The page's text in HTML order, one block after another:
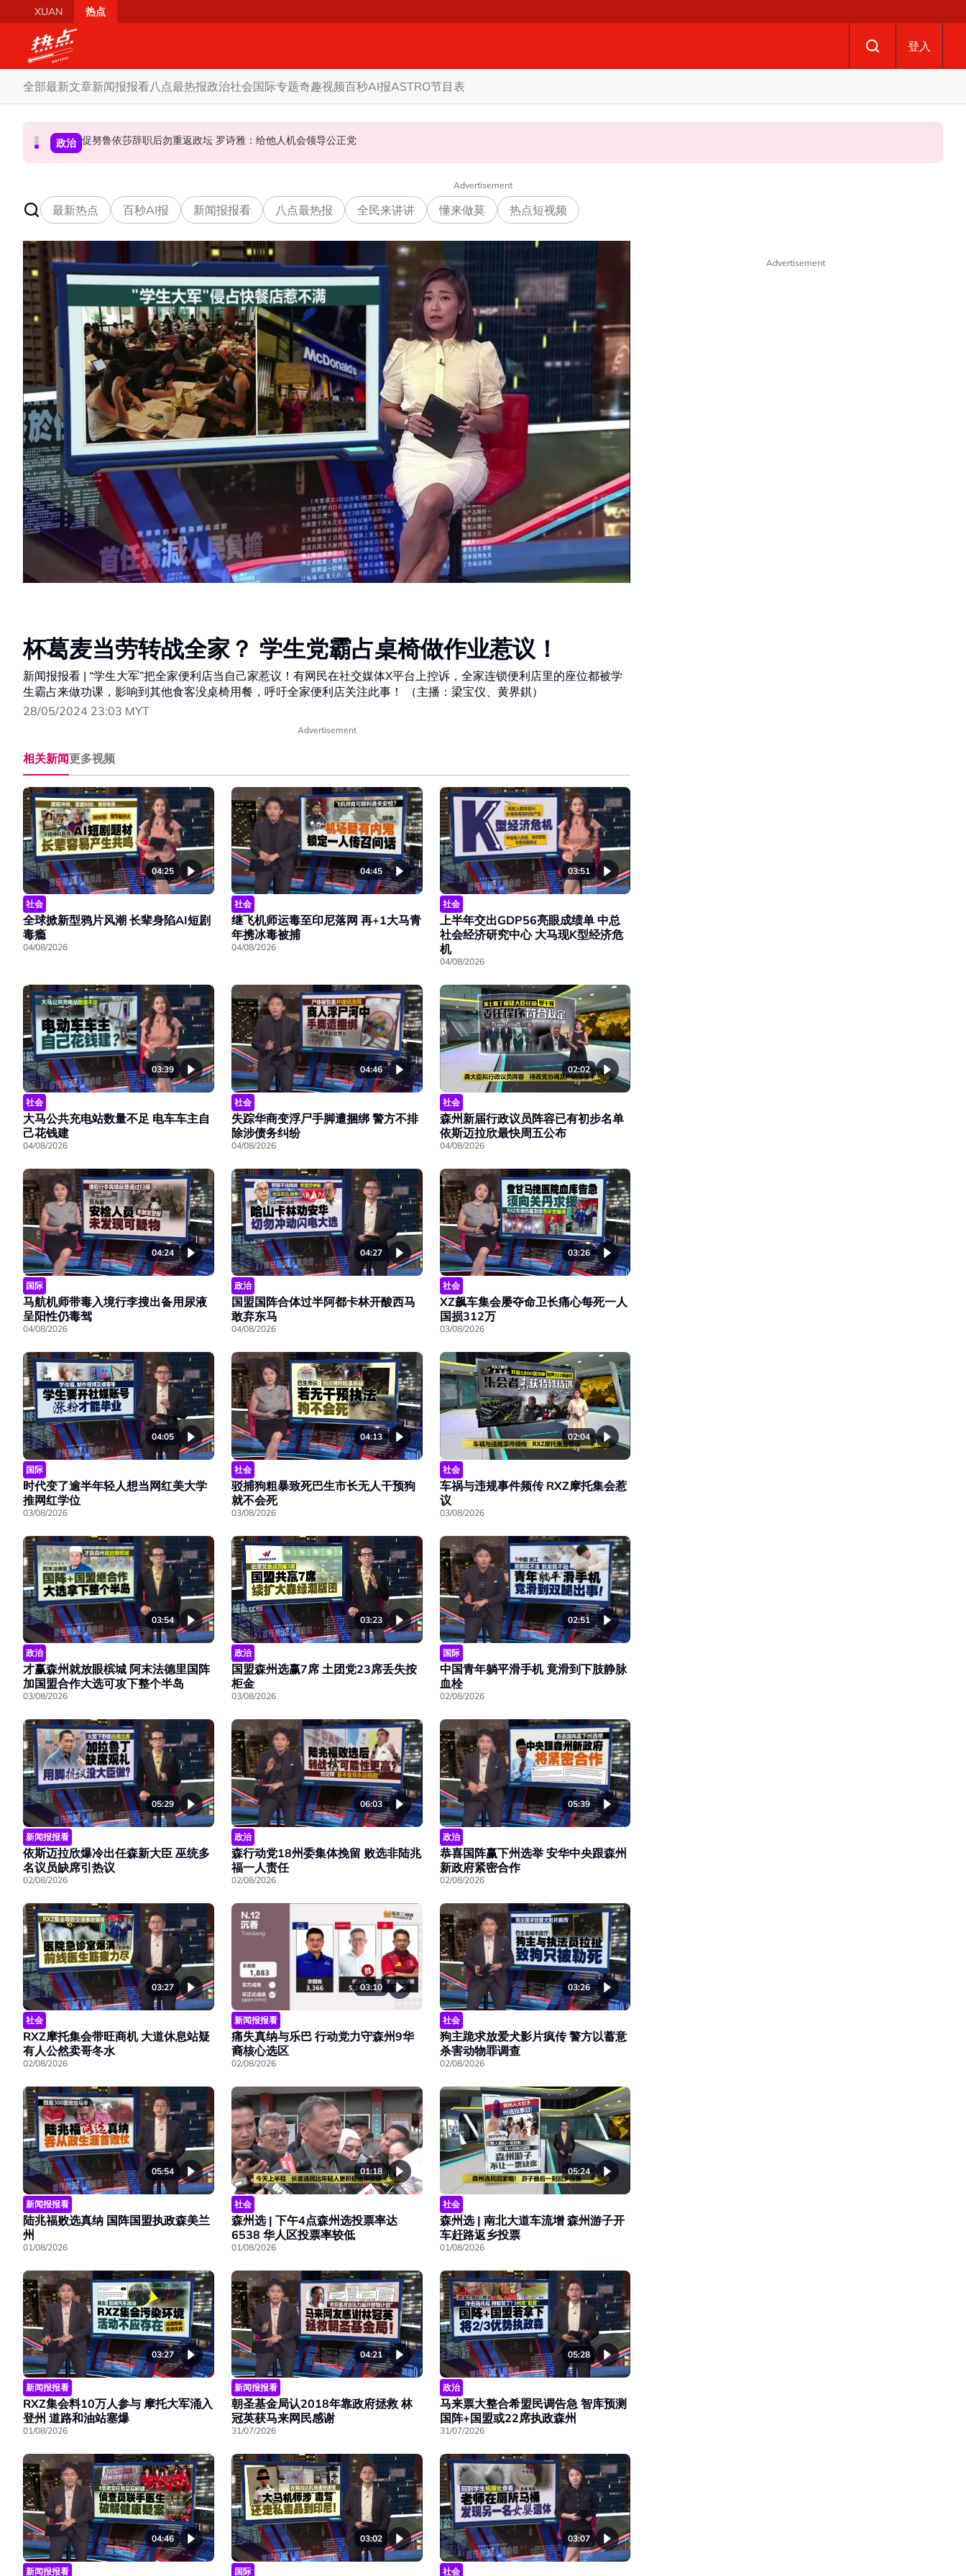
Skip to main content
XUAN 热点
登入
全部最新文章新闻报报看八点最热报政治社会国际专题奇趣视频百秒AI报ASTRO节目表
政治 炮轰哈迪不了解章程 阿兹敏：国盟无“自动退盟”规定
政治 促努鲁依莎辞职后勿重返政坛 罗诗雅：给他人机会领导公正党
国际 泰校园枪击案酿8师生亡 枪手疑遭长期遭霸凌成导火索
Advertisement
最新热点 百秒AI报 新闻报报看 八点最热报 全民来讲讲 懂来做莫 热点短视频
杯葛麦当劳转战全家？ 学生党霸占桌椅做作业惹议！
新闻报报看 | “学生大军”把全家便利店当自己家惹议！有网民在社交媒体X平台上控诉，全家连锁便利店里的座位都被学
生霸占来做功课，影响到其他食客没桌椅用餐，呼吁全家便利店关注此事！ （主播：梁宝仪、黄界錤）
28/05/2024 23:03 MYT
Advertisement
相关新闻更多视频
04:25
社会
全球掀新型鸦片风潮 长辈身陷AI短剧
毒瘾
04/08/2026
04:45
社会
继飞机师运毒至印尼落网 再+1大马青
年携冰毒被捕
04/08/2026
03:51
社会
上半年交出GDP56亮眼成绩单 中总
社会经济研究中心 大马现K型经济危
机
04/08/2026
03:39
社会
大马公共充电站数量不足 电车车主自
己花钱建
04/08/2026
04:46
社会
失踪华商变浮尸手脚遭捆绑 警方不排
除涉债务纠纷
04/08/2026
02:02
社会
森州新届行政议员阵容已有初步名单
依斯迈拉欣最快周五公布
04/08/2026
04:24
国际
马航机师带毒入境行李搜出备用尿液
呈阳性仍毒驾
04/08/2026
04:27
政治
国盟国阵合体过半阿都卡林开酸西马
敢弃东马
04/08/2026
03:26
社会
XZ飙车集会屡夺命卫长痛心每死一人
国损312万
03/08/2026
04:05
国际
时代变了逾半年轻人想当网红美大学
推网红学位
03/08/2026
04:13
社会
驳捕狗粗暴致死巴生市长无人干预狗
就不会死
03/08/2026
02:04
社会
车祸与违规事件频传 RXZ摩托集会惹
议
03/08/2026
03:54
政治
才赢森州就放眼槟城 阿末法德里国阵
加国盟合作大选可攻下整个半岛
03/08/2026
03:23
政治
国盟森州选赢7席 土团党23席丢失按
柜金
03/08/2026
02:51
国际
中国青年躺平滑手机 竟滑到下肢静脉
血栓
02/08/2026
05:29
新闻报报看
依斯迈拉欣爆冷出任森新大臣 巫统多
名议员缺席引热议
02/08/2026
06:03
政治
森行动党18州委集体挽留 败选非陆兆
福一人责任
02/08/2026
05:39
政治
恭喜国阵赢下州选举 安华中央跟森州
新政府紧密合作
02/08/2026
03:27
社会
RXZ摩托集会带旺商机 大道休息站疑
有人公然卖哥冬水
02/08/2026
03:10
新闻报报看
痛失真纳与乐巴 行动党力守森州9华
裔核心选区
02/08/2026
03:26
社会
狗主跪求放爱犬影片疯传 警方以蓄意
杀害动物罪调查
02/08/2026
05:54
新闻报报看
陆兆福败选真纳 国阵国盟执政森美兰
州
01/08/2026
01:18
社会
森州选 | 下午4点森州选投票率达
6538 华人区投票率较低
01/08/2026
05:24
社会
森州选 | 南北大道车流增 森州游子开
车赶路返乡投票
01/08/2026
03:27
新闻报报看
RXZ集会料10万人参与 摩托大军涌入
登州 道路和油站塞爆
01/08/2026
04:21
新闻报报看
朝圣基金局认2018年靠政府拯救 林
冠英获马来网民感谢
31/07/2026
05:28
政治
马来票大整合希盟民调告急 智库预测
国阵+国盟或22席执政森州
31/07/2026
04:46
新闻报报看
03:02
国际
03:07
社会
Advertisement